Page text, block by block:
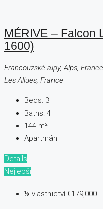
MÉRIVE – Falcon
1600)
Francouzské alpy, Alps,
Les Allues, France
Beds: 3
Baths: 4
144 m²
Apartmán
Details
Nejlepší
⅛ vlastnictví€179,000